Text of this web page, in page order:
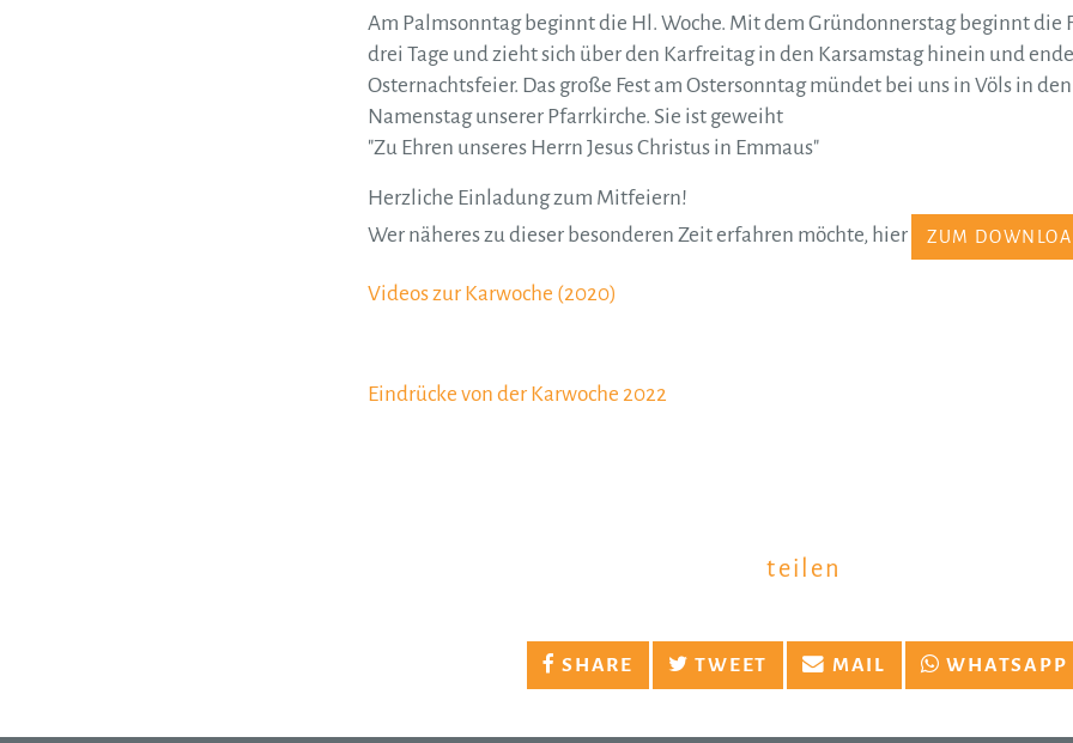
Am Palmsonntag beginnt die Hl. Woche. Mit dem Gründonnerstag beginnt die
drei Tage und zieht sich über den Karfreitag in den Karsamstag hinein und
Osternachtsfeier. Das große Fest am Ostersonntag mündet bei uns in Völs in
Namenstag unserer Pfarrkirche. Sie ist geweiht
"Zu Ehren unseres Herrn Jesus Christus in Emmaus"
Herzliche Einladung zum Mitfeiern!
Wer näheres zu dieser besonderen Zeit erfahren möchte, hier
ZUM
Videos zur Karwoche (2020)
Eindrücke von der Karwoche 2022
teilen
SHARE TWEET MAIL WHATSAPP